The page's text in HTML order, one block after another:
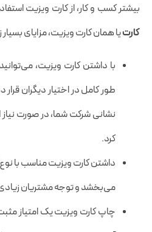
بیشتر کسب و کار، از کارت ویزیت
کارتیا همان کارت ویزیت، مزایای بسیار
با داشتن کارت ویزیت،
طور کامل در اختیار دیگران
نشانی شرکت شما، در صورت
کرد.
داشتن کارت ویزیت مناسب با
می‌بخشد و توجه مشتریان
چاپ کارت ویزیت یک امتیاز